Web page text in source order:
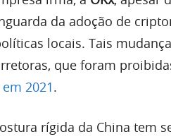
da adoção de
locais. Tais
que foram
2021.
rígida da China tem